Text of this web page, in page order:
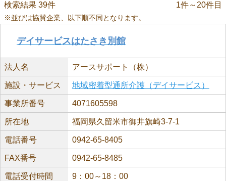
検索結果 39件 1件～20件目
※並びは協賛企業、以下順不同となります。
デイサービスはたさき別館
法人名 アースサポート（株）
施設・サービス 地域密着型通所介護（デイサービス）
事業所番号 4071605598
所在地 福岡県久留米市御井旗崎3-7-1
電話番号 0942-65-8405
FAX番号 0942-65-8485
電話受付時間 9：00～18：00